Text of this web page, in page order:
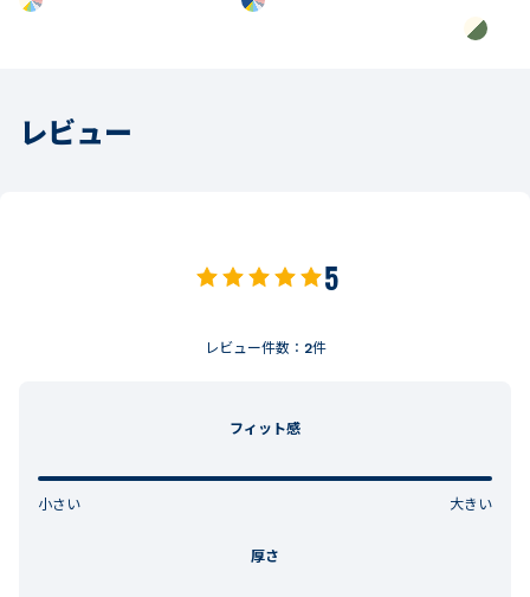
レビュー
5
レビュー件数： 2件
フィット感
小さい 大きい
厚さ